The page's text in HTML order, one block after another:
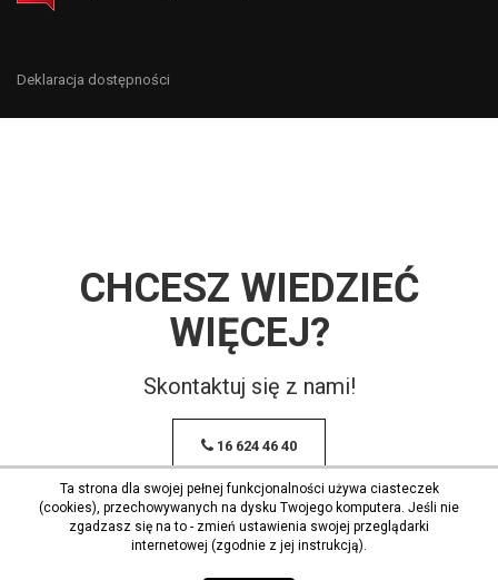
Deklaracja dostępności
CHCESZ WIEDZIEĆ
WIĘCEJ?
Skontaktuj się z nami!
16 624 46 40
Ta strona dla swojej pełnej funkcjonalności używa ciasteczek
(cookies), przechowywanych na dysku Twojego komputera. Jeśli nie
zgadzasz się na to - zmień ustawienia swojej przeglądarki
internetowej (zgodnie z jej instrukcją).